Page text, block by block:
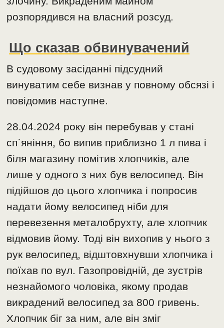
розпорядився на власний розсуд.
Що сказав обвинувачений
В судовому засіданні підсудний
винуватим себе визнав у повному обсязі і
повідомив наступне.
28.04.2024 року він перебував у стані
сп`яніння, бо випив приблизно 1 л пива і
біля магазину помітив хлопчиків, але
лише у одного з них був велосипед. Він
підійшов до цього хлопчика і попросив
надати йому велосипед ніби для
перевезення металобрухту, але хлопчик
відмовив йому. Тоді він вихопив у нього з
рук велосипед, відштовхнувши хлопчика і
поїхав по вул. Газопровідній, де зустрів
незнайомого чоловіка, якому продав
викрадений велосипед за 800 гривень.
Хлопчик біг за ним, але він зміг